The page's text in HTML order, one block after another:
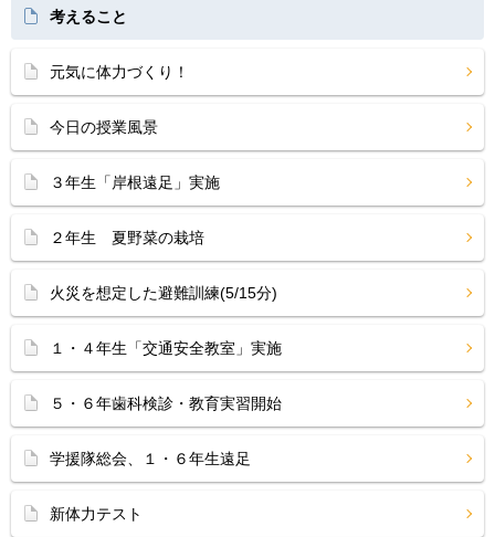
考えること
元気に体力づくり！
今日の授業風景
３年生「岸根遠足」実施
２年生 夏野菜の栽培
火災を想定した避難訓練(5/15分)
１・４年生「交通安全教室」実施
５・６年歯科検診・教育実習開始
学援隊総会、１・６年生遠足
新体力テスト